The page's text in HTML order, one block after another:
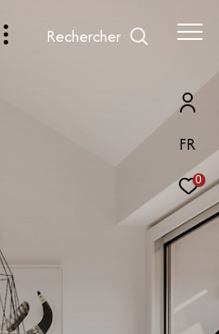
FR
0
Rechercher